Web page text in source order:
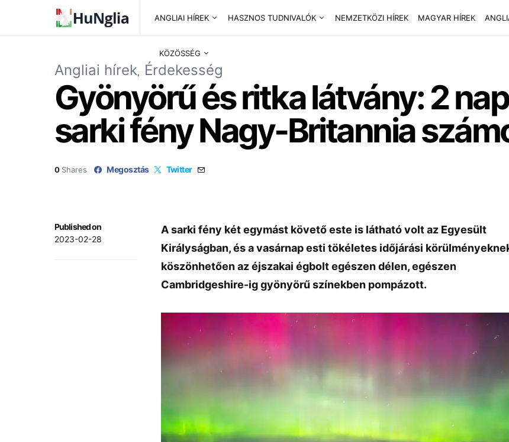
ANGLIAI HÍREK HASZNOS TUDNIVALÓK NEMZETKÖZI HÍREK MAGYAR HÍREK
KÖZÖSSÉG
Angliai hírek Érdekesség
Gyönyörű és ritka látvány: 2
sarki fény Nagy-Britannia
0 Shares Megosztás Twitter
Published on
2023-02-28
A sarki fény két egymást követő este is látható volt az Egyesült
Királyságban, és a vasárnap esti tökéletes időjárási
köszönhetően az éjszakai égbolt egészen délen, egészen
Cambridgeshire-ig gyönyörű színekben pompázott.